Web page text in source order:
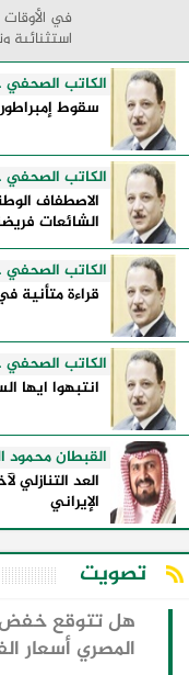
في
استثنائية
السياسية
تكشف طريقة
للأزمات،
الكاتب
سقوط
الكاتب
الاصطفاف
الشائعات
الكاتب
قراءة متأنية
الكاتب
انتبهوا ايها
القبطان محمود
العد
الإيراني
تصويت
هل تتوقع خفض
المصري أسعار